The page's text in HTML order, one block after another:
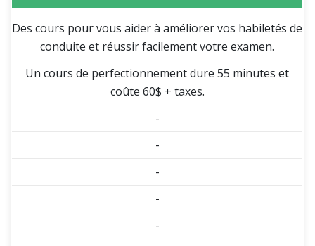
Des cours pour vous aider à améliorer vos habiletés de
conduite et réussir facilement votre examen.
Un cours de perfectionnement dure 55 minutes et
coûte 60$ + taxes.
-
-
-
-
-